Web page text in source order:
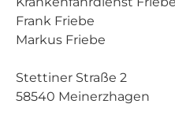
Frank Friebe
Markus Friebe
Stettiner Straße 2
58540 Meinerzhagen